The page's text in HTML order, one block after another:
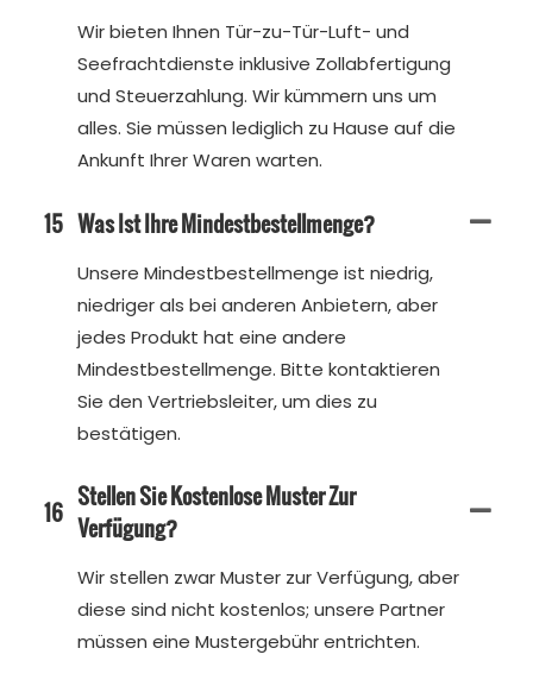
Wir bieten Ihnen Tür-zu-Tür-Luft- und
Seefrachtdienste inklusive Zollabfertigung
und Steuerzahlung. Wir kümmern uns um
alles. Sie müssen lediglich zu Hause auf die
Ankunft Ihrer Waren warten.
15 Was Ist Ihre Mindestbestellmenge?
Unsere Mindestbestellmenge ist niedrig,
niedriger als bei anderen Anbietern, aber
jedes Produkt hat eine andere
Mindestbestellmenge. Bitte kontaktieren
Sie den Vertriebsleiter, um dies zu
bestätigen.
16 Stellen Sie Kostenlose Muster Zur
Verfügung?
Wir stellen zwar Muster zur Verfügung, aber
diese sind nicht kostenlos; unsere Partner
müssen eine Mustergebühr entrichten.